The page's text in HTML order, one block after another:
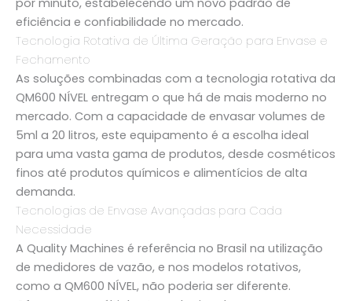
eficiência e confiabilidade no mercado.
Tecnologia Rotativa de Última Geração para Envase e
Fechamento
As soluções combinadas com a tecnologia rotativa da
QM600 NÍVEL entregam o que há de mais moderno no
mercado. Com a capacidade de envasar volumes de
5ml a 20 litros, este equipamento é a escolha ideal
para uma vasta gama de produtos, desde cosméticos
finos até produtos químicos e alimentícios de alta
demanda.
Tecnologias de Envase Avançadas para Cada
Necessidade
A Quality Machines é referência no Brasil na utilização
de medidores de vazão, e nos modelos rotativos,
como a QM600 NÍVEL, não poderia ser diferente.